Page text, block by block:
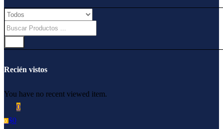
Recién vistos
You have no recent viewed item.
0
0 $0